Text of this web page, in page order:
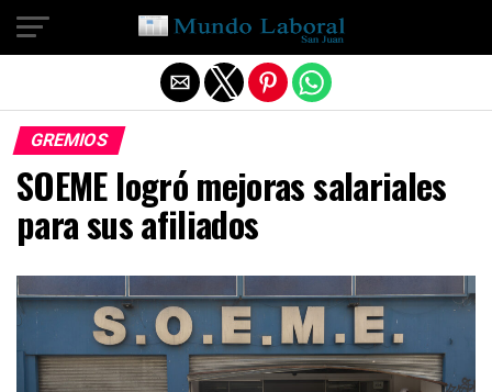
GREMIOS
SOEME logró mejoras salariales
para sus afiliados
Salir de la versión móvil